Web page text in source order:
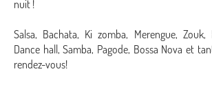
nuit !
Salsa, Bachata, Ki zomba, Merengue, Zouk,
Dance hall, Samba, Pagode, Bossa Nova et
rendez-vous!